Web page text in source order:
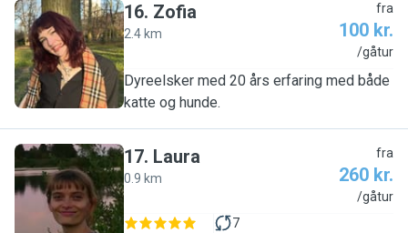
Z
16. Zofia
2.4 km
fra
100 kr.
/gåtur
Dyreelsker med 20 års erfaring med både
katte og hunde.
L
17. Laura
0.9 km
fra
260 kr.
/gåtur
7